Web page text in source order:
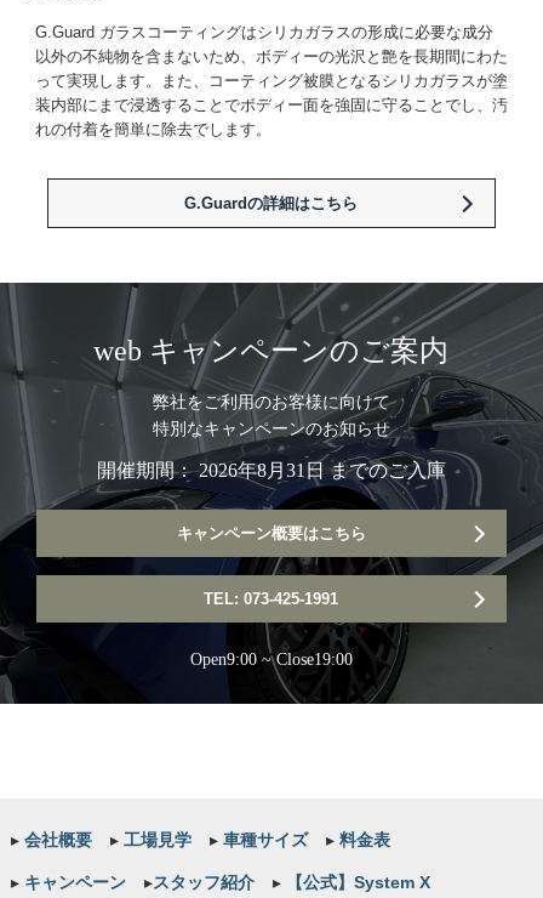
G.Guard ガラスコーティングはシリカガラスの形成に必要な成分
以外の不純物を含まないため、ボディーの光沢と艶を長期間にわた
って実現します。また、コーティング被膜となるシリカガラスが塗
装内部にまで浸透することでボディー面を強固に守ることでし、汚
れの付着を簡単に除去でします。
G.Guardの詳細はこちら
web キャンペーンのご案内
弊社をご利用のお客様に向けて
特別なキャンペーンのお知らせ
開催期間： 2026年8月31日 までのご入庫
キャンペーン概要はこちら
TEL: 073-425-1991
Open9:00 ~ Close19:00
▸会社概要 ▸工場見学 ▸車種サイズ ▸料金表
▸キャンペーン ▸スタッフ紹介 ▸【公式】System X